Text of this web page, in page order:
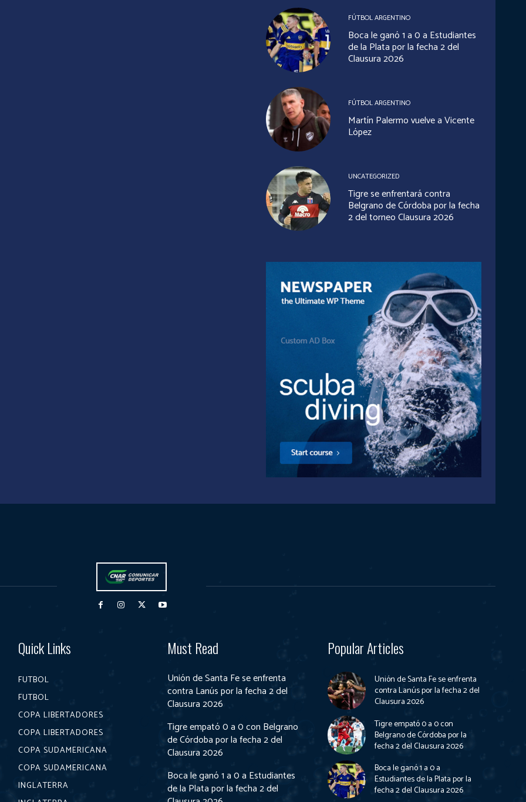
FÚTBOL ARGENTINO
Boca le ganó 1 a 0 a Estudiantes
de la Plata por la fecha 2 del
Clausura 2026
FÚTBOL ARGENTINO
Martín Palermo vuelve a Vicente
López
UNCATEGORIZED
Tigre se enfrentará contra
Belgrano de Córdoba por la fecha
2 del torneo Clausura 2026
Quick Links
FUTBOL
FUTBOL
COPA LIBERTADORES
COPA LIBERTADORES
COPA SUDAMERICANA
COPA SUDAMERICANA
INGLATERRA
Must Read
Unión de Santa Fe se enfrenta
contra Lanús por la fecha 2 del
Clausura 2026
Tigre empató 0 a 0 con Belgrano
de Córdoba por la fecha 2 del
Clausura 2026
Boca le ganó 1 a 0 a Estudiantes
de la Plata por la fecha 2 del
Popular Articles
Unión de Santa Fe se enfrenta
contra Lanús por la fecha 2 del
Clausura 2026
Tigre empató 0 a 0 con
Belgrano de Córdoba por la
fecha 2 del Clausura 2026
Boca le ganó 1 a 0 a
Estudiantes de la Plata por la
fecha 2 del Clausura 2026